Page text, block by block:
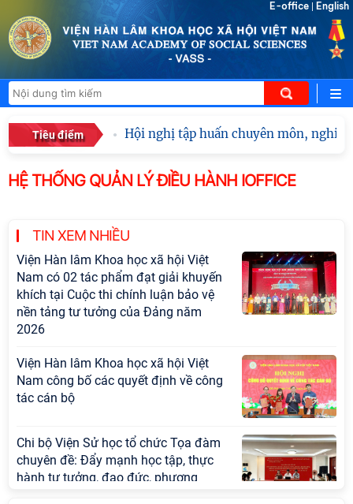
E-office English
Tiêu điểm Hội nghị tập huấn chuyên môn,
HỆ THỐNG QUẢN LÝ ĐIỀU HÀNH IOFFICE
TIN XEM NHIỀU
Viện Hàn lâm Khoa học xã hội Việt
Nam có 02 tác phẩm đạt giải khuyến
khích tại Cuộc thi chính luận bảo vệ
nền tảng tư tưởng của Đảng năm
2026
Viện Hàn lâm Khoa học xã hội Việt
Nam công bố các quyết định về công
tác cán bộ
Chi bộ Viện Sử học tổ chức Tọa đàm
chuyên đề: Đẩy mạnh học tập, thực
hành tư tưởng, đạo đức, phương